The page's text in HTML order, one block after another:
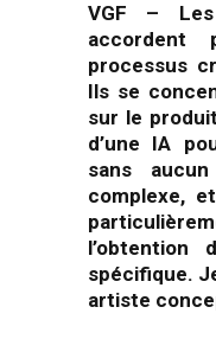
VGF –
accordent
processus
Ils se
sur le
d’une IA
sans
complexe,
l’obtention
spécifique.
artiste